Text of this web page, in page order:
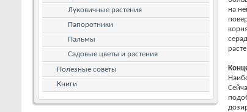
на
Луковичные растения
Папоротники
Пальмы
Садовые цветы и растения
Полезные советы
Книги